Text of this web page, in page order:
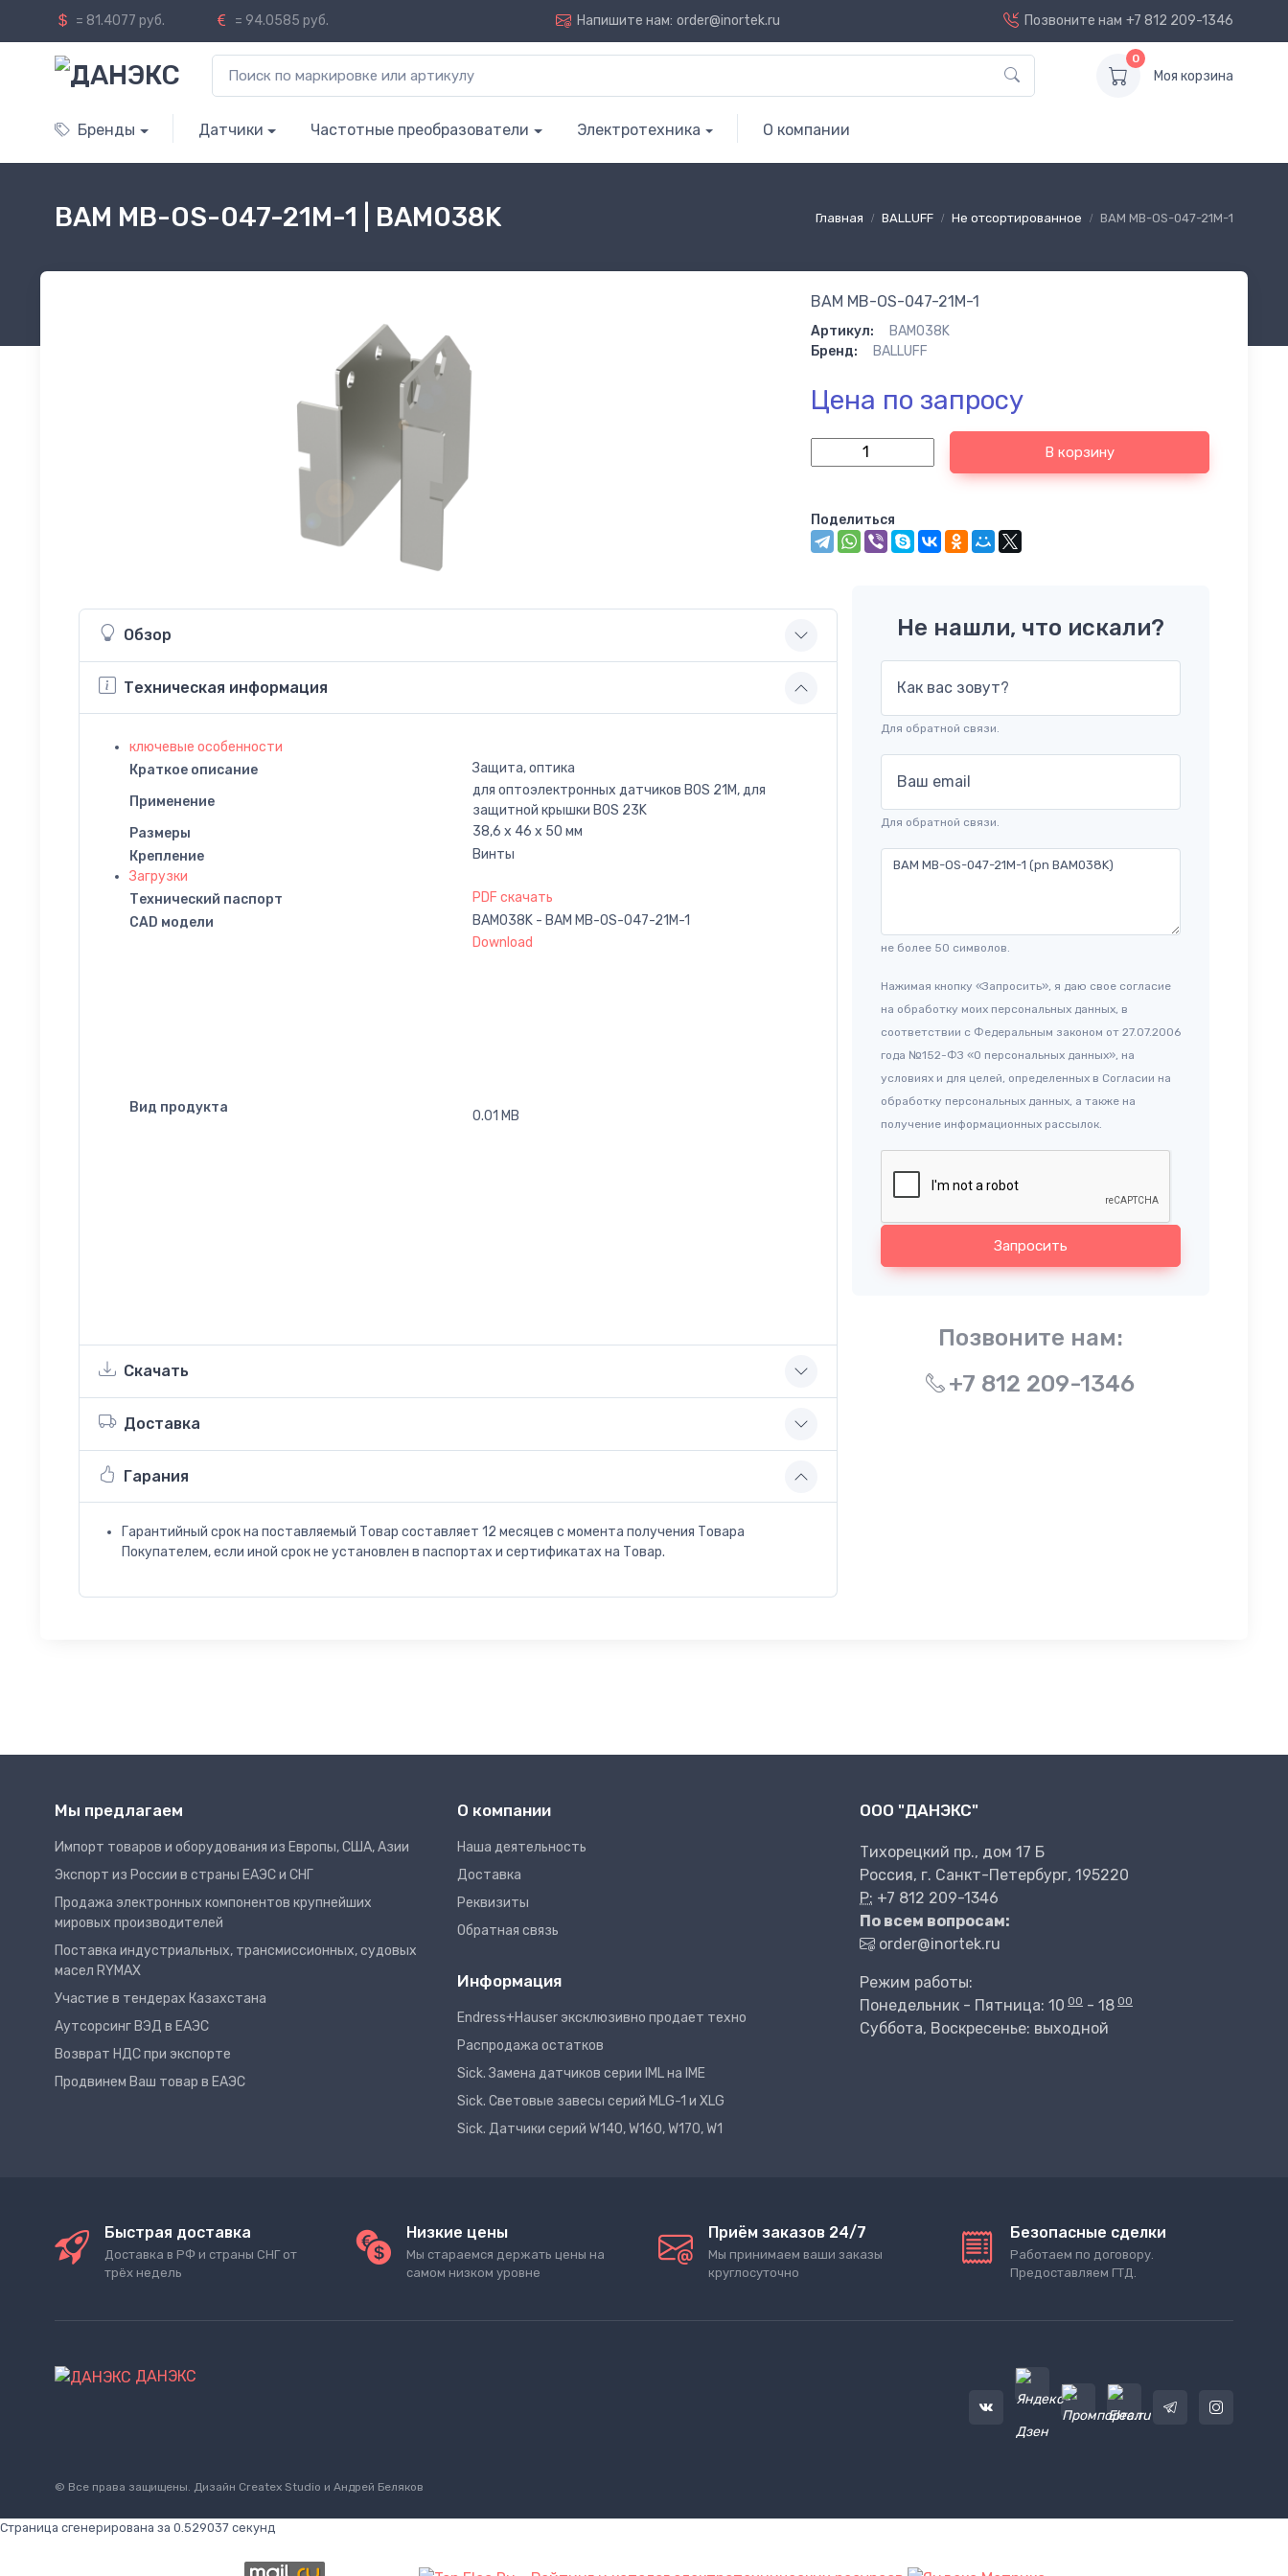
= 81.4077 руб. = 94.0585 руб. Напишите нам: order@inortek.ru Позвоните нам +7 812 209-1346
0
Моя корзина
Бренды Датчики Частотные преобразователи Электротехника О компании
Главная BALLUFF Не отсортированное BAM MB-OS-047-21M-1
BAM MB-OS-047-21M-1 | BAM038K
BAM MB-OS-047-21M-1
Артикул:
BAM038K
Бренд:
BALLUFF
Цена по запросу
В корзину
Поделиться
Обзор
Техническая информация
ключевые особенности
Краткое описание
Защита, оптика
Применение
для оптоэлектронных датчиков BOS 21M, для
защитной крышки BOS 23K
Размеры
38,6 x 46 x 50 мм
Крепление
Винты
Загрузки
Технический паспорт
PDF скачать
CAD модели
BAM038K - BAM MB-OS-047-21M-1
Вид продукта
Download
0.01 MB
Скачать
Доставка
Гарания
Гарантийный срок на поставляемый Товар составляет 12 месяцев с момента получения Товара
Покупателем, если иной срок не установлен в паспортах и сертификатах на Товар.
Не нашли, что искали?
Как вас зовут?
Для обратной связи.
Ваш email
Для обратной связи.
не более 50 символов.
Нажимая кнопку «Запросить», я даю свое согласие
на обработку моих персональных данных, в
соответствии с Федеральным законом от 27.07.2006
года №152-ФЗ «О персональных данных», на
условиях и для целей, определенных в Согласии на
обработку персональных данных, а также на
получение информационных рассылок.
Запросить
Позвоните нам:
+7 812 209-1346
Мы предлагаем
Импорт товаров и оборудования из Европы, США, Азии
Экспорт из России в страны ЕАЭС и СНГ
Продажа электронных компонентов крупнейших
мировых производителей
Поставка индустриальных, трансмиссионных, судовых
масел RYMAX
Участие в тендерах Казахстана
Аутсорсинг ВЭД в ЕАЭС
Возврат НДС при экспорте
Продвинем Ваш товар в ЕАЭС
О компании
Наша деятельность
Доставка
Реквизиты
Обратная связь
Информация
Endress+Hauser эксклюзивно продает техно
Распродажа остатков
Sick. Замена датчиков серии IML на IME
Sick. Световые завесы серий MLG-1 и XLG
Sick. Датчики серий W140, W160, W170, W1
ООО "ДАНЭКС"
Тихорецкий пр., дом 17 Б
Россия, г. Санкт-Петербург, 195220
P: +7 812 209-1346
По всем вопросам:
order@inortek.ru
Режим работы:
Понедельник - Пятница: 10 00 - 18 00
Суббота, Воскресенье: выходной
Быстрая доставка
Доставка в РФ и страны СНГ от
трёх недель
Низкие цены
Мы стараемся держать цены на
самом низком уровне
Приём заказов 24/7
Мы принимаем ваши заказы
круглосуточно
Безопасные сделки
Работаем по договору.
Предоставляем ГТД.
ДАНЭКС
© Все права защищены. Дизайн Createx Studio и Андрей Беляков
Страница сгенерирована за 0.529037 секунд